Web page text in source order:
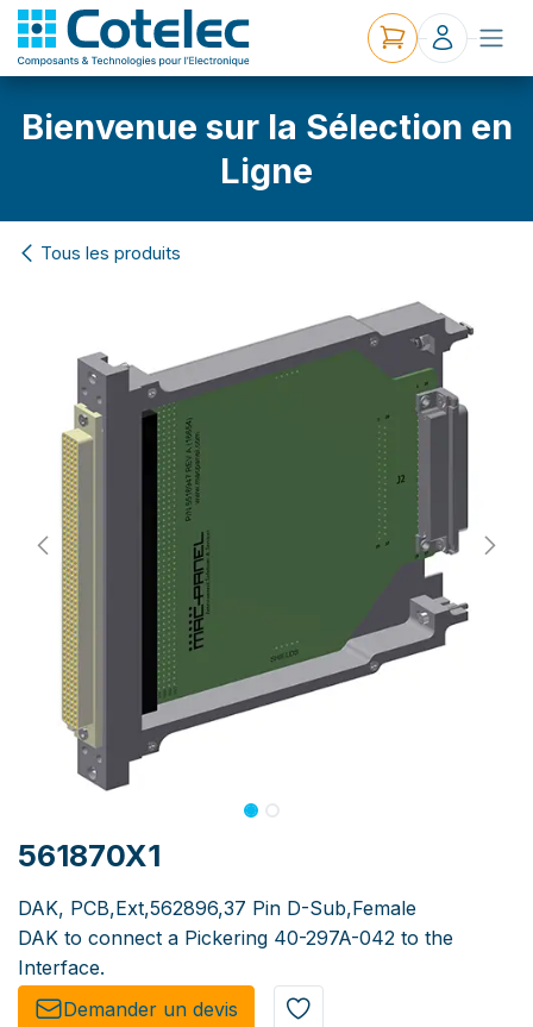
Bienvenue sur la Sélection en
Ligne
Tous les produits
561870X1
DAK, PCB,Ext,562896,37 Pin D-Sub,Female
DAK to connect a Pickering 40-297A-042 to the
Interface.
Demander un de​​vis​​